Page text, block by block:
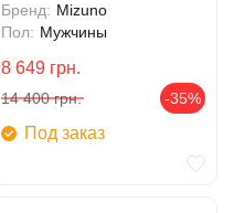
Бренд: Mizuno
Пол: Мужчины
8 649 грн.
14 400 грн. -35%
Под заказ